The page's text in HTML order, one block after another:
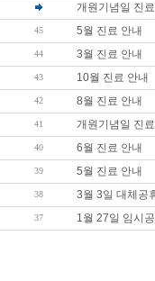
개원기념일 진
45 5월 진료 안내
44 3월 진료 안내
43 10월 진료 안내
42 8월 진료 안내
41 개원기념일 진
40 6월 진료 안내
39 5월 진료 안내
38 3월 3일 대체공
37
1월 27일 임시